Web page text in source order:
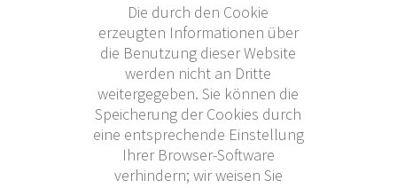
Die durch den Cookie
erzeugten Informationen über
die Benutzung dieser Website
werden nicht an Dritte
weitergegeben. Sie können die
Speicherung der Cookies durch
eine entsprechende Einstellung
Ihrer Browser-Software
verhindern; wir weisen Sie